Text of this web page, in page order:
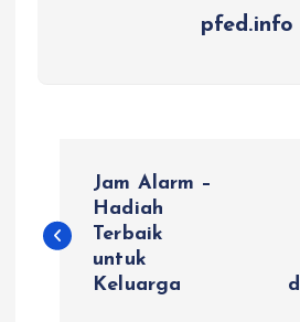
pfed.info
o
Jam Alarm –
Hadiah
Terbaik
untuk
Keluarga